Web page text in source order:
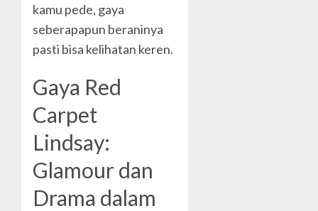
kamu pede, gaya
seberapapun beraninya
pasti bisa kelihatan keren.
Gaya Red
Carpet
Lindsay:
Glamour dan
Drama dalam